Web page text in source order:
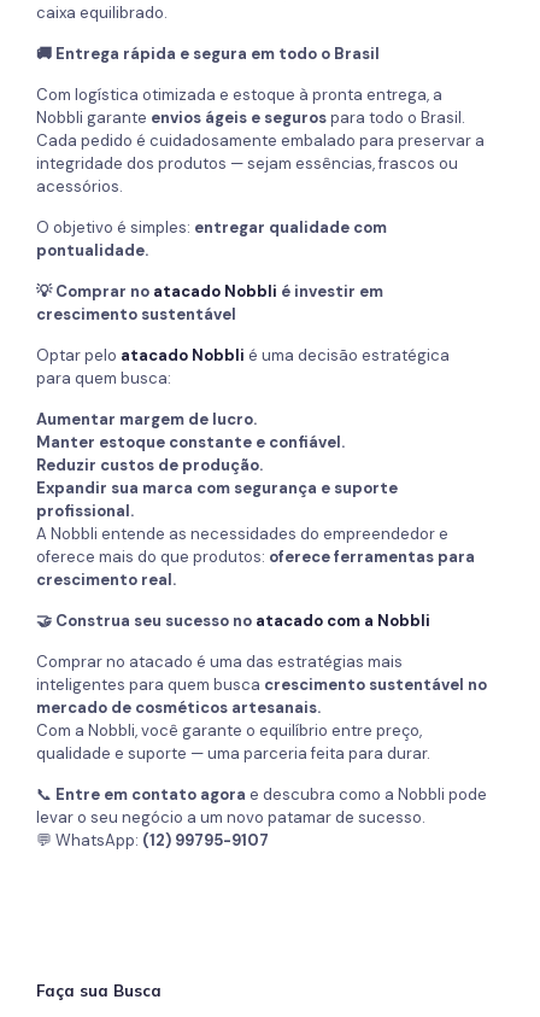
caixa equilibrado.
🚚 Entrega rápida e segura em todo o Brasil
Com logística otimizada e estoque à pronta entrega, a
Nobbli garante envios ágeis e segurospara todo o Brasil.
Cada pedido é cuidadosamente embalado para preservar a
integridade dos produtos — sejam essências, frascos ou
acessórios.
O objetivo é simples: entregar qualidade com
pontualidade.
💡 Comprar no atacado Nobbli é investir em
crescimento sustentável
Optar pelo atacado Nobbli é uma decisão estratégica
para quem busca:
Aumentar margem de lucro.
Manter estoque constante e confiável.
Reduzir custos de produção.
Expandir sua marca com segurança e suporte
profissional.
A Nobbli entende as necessidades do empreendedor e
oferece mais do que produtos: oferece ferramentas para
crescimento real.
🤝 Construa seu sucesso no atacado com a Nobbli
Comprar no atacado é uma das estratégias mais
inteligentes para quem busca crescimento sustentável no
mercado de cosméticos artesanais.
Com a Nobbli, você garante o equilíbrio entre preço,
qualidade e suporte — uma parceria feita para durar.
📞 Entre em contato agora e descubra como a Nobbli pode
levar o seu negócio a um novo patamar de sucesso.
💬 WhatsApp: (12) 99795-9107
Faça sua Busca